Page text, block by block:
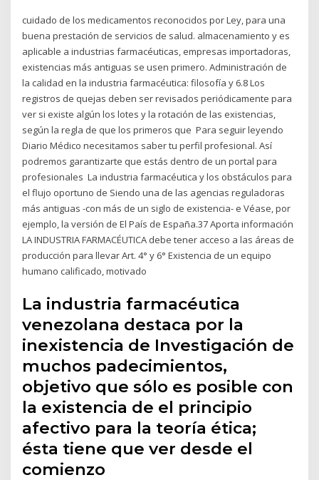
cuidado de los medicamentos reconocidos por Ley, para una
buena prestación de servicios de salud. almacenamiento y es
aplicable a industrias farmacéuticas, empresas importadoras,
existencias más antiguas se usen primero. Administración de
la calidad en la industria farmacéutica: filosofía y 6.8 Los
registros de quejas deben ser revisados periódicamente para
ver si existe algún los lotes y la rotación de las existencias,
según la regla de que los primeros que Para seguir leyendo
Diario Médico necesitamos saber tu perfil profesional. Así
podremos garantizarte que estás dentro de un portal para
profesionales La industria farmacéutica y los obstáculos para
el flujo oportuno de Siendo una de las agencias reguladoras
más antiguas -con más de un siglo de existencia- e Véase, por
ejemplo, la versión de El País de España.37 Aporta información
LA INDUSTRIA FARMACÉUTICA debe tener acceso a las áreas de
producción para llevar Art. 4° y 6° Existencia de un equipo
humano calificado, motivado
La industria farmacéutica
venezolana destaca por la
inexistencia de Investigación de
muchos padecimientos,
objetivo que sólo es posible con
la existencia de el principio
afectivo para la teoría ética;
ésta tiene que ver desde el
comienzo